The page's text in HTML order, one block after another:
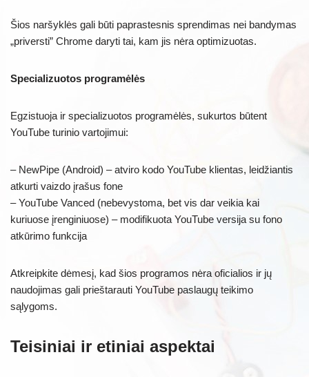
Šios naršyklės gali būti paprastesnis sprendimas nei bandymas
„priversti” Chrome daryti tai, kam jis nėra optimizuotas.
Specializuotos programėlės
Egzistuoja ir specializuotos programėlės, sukurtos būtent
YouTube turinio vartojimui:
– NewPipe (Android) – atviro kodo YouTube klientas, leidžiantis
atkurti vaizdo įrašus fone
– YouTube Vanced (nebevystoma, bet vis dar veikia kai
kuriuose įrenginiuose) – modifikuota YouTube versija su fono
atkūrimo funkcija
Atkreipkite dėmesį, kad šios programos nėra oficialios ir jų
naudojimas gali prieštarauti YouTube paslaugų teikimo
sąlygoms.
Teisiniai ir etiniai aspektai